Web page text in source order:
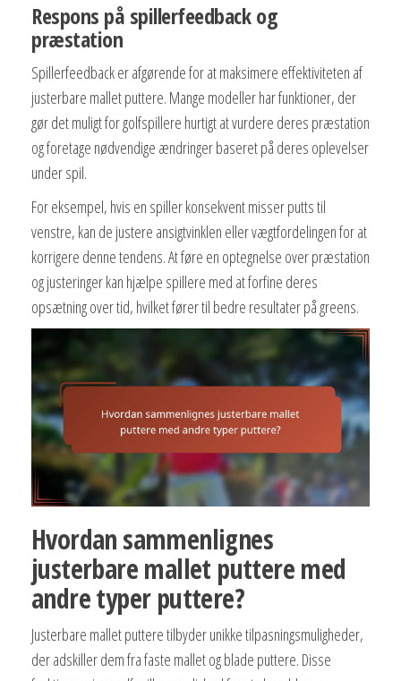
Respons på spillerfeedback og
præstation
Spillerfeedback er afgørende for at maksimere effektiviteten af
justerbare mallet puttere. Mange modeller har funktioner, der
gør det muligt for golfspillere hurtigt at vurdere deres præstation
og foretage nødvendige ændringer baseret på deres oplevelser
under spil.
For eksempel, hvis en spiller konsekvent misser putts til
venstre, kan de justere ansigtvinklen eller vægtfordelingen for at
korrigere denne tendens. At føre en optegnelse over præstation
og justeringer kan hjælpe spillere med at forfine deres
opsætning over tid, hvilket fører til bedre resultater på greens.
Hvordan sammenlignes
justerbare mallet puttere med
andre typer puttere?
Justerbare mallet puttere tilbyder unikke tilpasningsmuligheder,
der adskiller dem fra faste mallet og blade puttere. Disse